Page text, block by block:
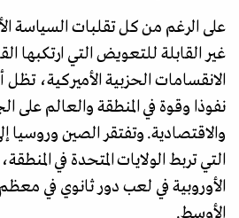
على الرغم من كل تقلبات السياسة
غير القابلة للتعويض التي ارتكبها
الانقسامات الحزبية الأميركية، تظل
نفوذا وقوة في المنطقة والعالم على
والاقتصادية. وتفتقر الصين وروسيا
التي تربط الولايات المتحدة في
الأوروبية في لعب دور ثانوي في